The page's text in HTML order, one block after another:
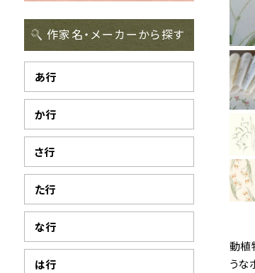
作家名・メーカーから探す
あ行
か行
さ行
た行
な行
は行
動植
うな